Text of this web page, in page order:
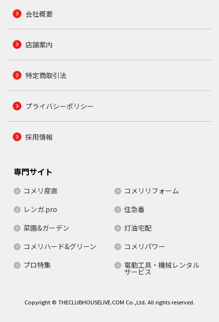
会社概要
店舗案内
特定商取引法
プライバシーポリシー
採用情報
専門サイト
コメリ産直
コメリリフォーム
レンガ.pro
住急番
菜園&ガーデン
灯油宅配
コメリハード&グリーン
コメリパワー
プロ特集
電動工具・機械レンタル
サービス
Copyright © THECLUBHOUSELIVE.COM Co.,Ltd. All rights reserved.